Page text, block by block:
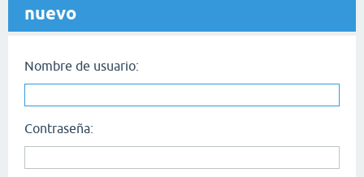
nuevo
Nombre de usuario:
Contraseña: